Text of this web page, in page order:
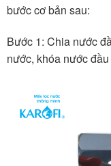
bước cơ bản sau:
Bước 1: Chia nước
nước, khóa nước